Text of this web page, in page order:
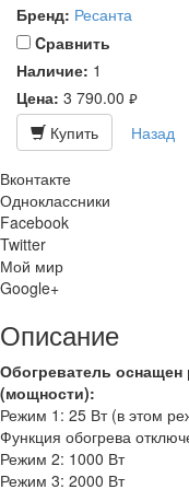
Бренд: Ресанта
Cравнить
Наличие: 1
Цена: 3 790.00 руб.
Купить Назад
Вконтакте
Одноклассники
Facebook
Twitter
Мой мир
Google+
Описание
Обогреватель
(мощности):
Режим 1: 25 Вт (в этом
Функция обогрева
Режим 2: 1000 Вт
Режим 3: 2000 Вт